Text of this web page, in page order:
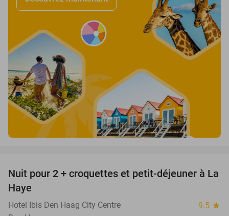
41%
Nuit pour 2 + croquettes et petit-déjeuner à La
Haye
Hotel Ibis Den Haag City Centre 9.5 star